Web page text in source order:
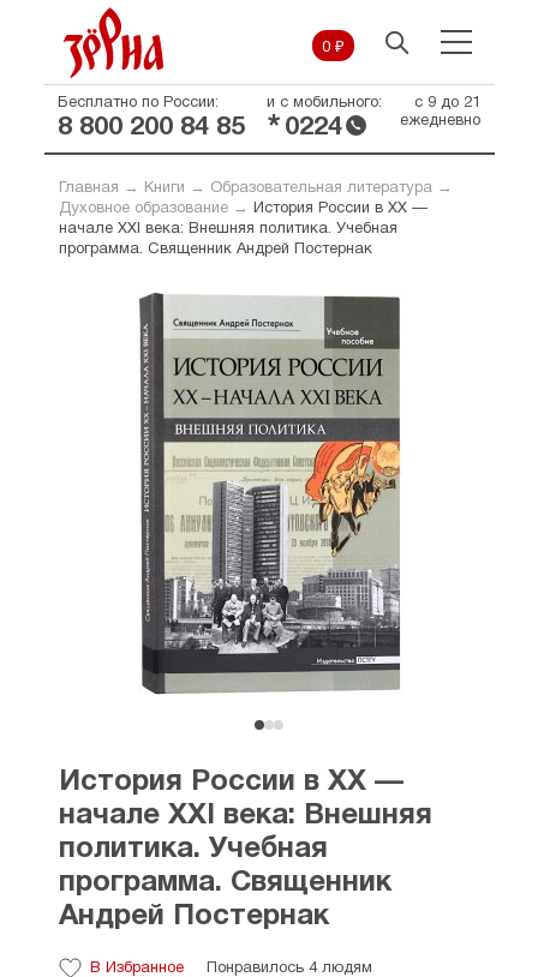
0 ₽
Бесплатно по России:
8 800 200 84 85
и с мобильного:
* 0224
с 9 до 21
ежедневно
Главная → Книги → Образовательная литература→
Духовное образование→
История России в XX —
начале XXI века: Внешняя политика. Учебная
программа. Священник Андрей Постернак
История России в XX —
начале XXI века: Внешняя
политика. Учебная
программа. Священник
Андрей Постернак
В Избранное Понравилось 4 людям